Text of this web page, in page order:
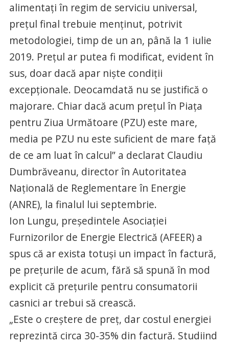
alimentaţi în regim de serviciu universal,
preţul final trebuie menţinut, potrivit
metodologiei, timp de un an, până la 1 iulie
2019. Preţul ar putea fi modificat, evident în
sus, doar dacă apar nişte condiţii
excepţionale. Deocamdată nu se justifică o
majorare. Chiar dacă acum preţul în Piaţa
pentru Ziua Următoare (PZU) este mare,
media pe PZU nu este suficient de mare faţă
de ce am luat în calcul” a declarat Claudiu
Dumbrăveanu, director în Autoritatea
Naţională de Reglementare în Energie
(ANRE), la finalul lui septembrie.
Ion Lungu, preşedintele Asociaţiei
Furnizorilor de Energie Electrică (AFEER) a
spus că ar exista totuşi un impact în factură,
pe preţurile de acum, fără să spună în mod
explicit că preţurile pentru consumatorii
casnici ar trebui să crească.
„Este o creştere de preţ, dar costul energiei
reprezintă circa 30-35% din factură. Studiind